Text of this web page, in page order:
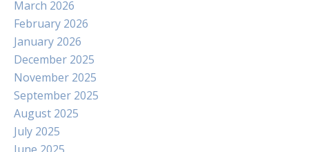
March 2026
February 2026
January 2026
December 2025
November 2025
September 2025
August 2025
July 2025